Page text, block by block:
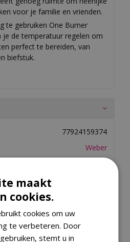
voor je familie en vrienden.
te gebruiken One Burner
je de temperatuur regelen om
perfect te bereiden, van
biefstuk.
77924159374
Weber
108.51 centimeter
37.21 centimeter
maakt
cookies.
cookies om uw
te verbeteren. Door
stemt u in